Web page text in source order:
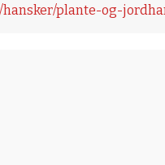
plante-og-